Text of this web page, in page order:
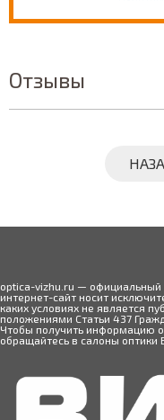
Отзывы
optica-vizhu.ru — официальный
интернет-сайт носит
каких условиях не является
положениями Статьи 437
Чтобы получить информацию о
обращайтесь в салоны оптики